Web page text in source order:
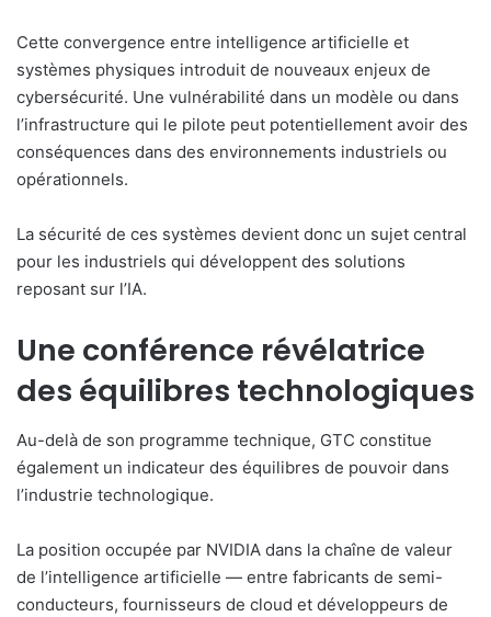
Cette convergence entre intelligence artificielle et
systèmes physiques introduit de nouveaux enjeux de
cybersécurité. Une vulnérabilité dans un modèle ou dans
l’infrastructure qui le pilote peut potentiellement avoir des
conséquences dans des environnements industriels ou
opérationnels.
La sécurité de ces systèmes devient donc un sujet central
pour les industriels qui développent des solutions
reposant sur l’IA.
Une conférence révélatrice
des équilibres technologiques
Au-delà de son programme technique, GTC constitue
également un indicateur des équilibres de pouvoir dans
l’industrie technologique.
La position occupée par NVIDIA dans la chaîne de valeur
de l’intelligence artificielle — entre fabricants de semi-
conducteurs, fournisseurs de cloud et développeurs de